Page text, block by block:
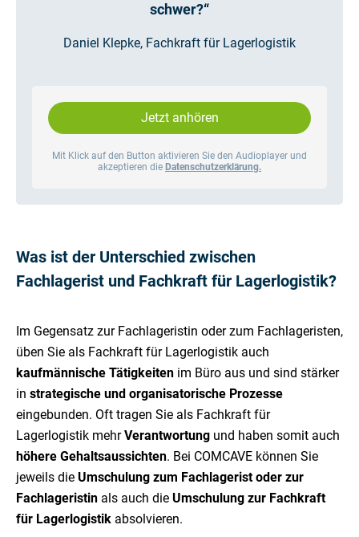
schwer?“
Daniel Klepke, Fachkraft für Lagerlogistik
Jetzt anhören
Mit Klick auf den Button aktivieren Sie den Audioplayer und
akzeptieren die Datenschutzerklärung.
Was ist der Unterschied zwischen
Fachlagerist und Fachkraft für Lagerlogistik?
Im Gegensatz zur Fachlageristin oder zum Fachlageristen,
üben Sie als Fachkraft für Lagerlogistik auch
kaufmännische Tätigkeiten im Büro aus und sind stärker
in strategische und organisatorische Prozesse
eingebunden. Oft tragen Sie als Fachkraft für
Lagerlogistik mehrVerantwortung und haben somit auch
höhere Gehaltsaussichten. Bei COMCAVE können Sie
jeweils die Umschulung zum Fachlagerist oder zur
Fachlageristin als auch die Umschulung zur Fachkraft
für Lagerlogistik absolvieren.